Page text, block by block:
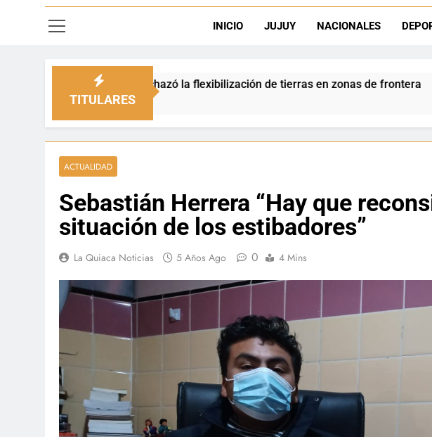
Día del Niño en La
INICIO JUJUY NACIONALES
TITULARES
la flexibilización de tierras en zonas de frontera Luciana
ACTUALIDAD
Sebastián Herrera “Hay que
situación de los estibadores”
La Quiaca Noticias 5 Años Ago 0 4 Mins